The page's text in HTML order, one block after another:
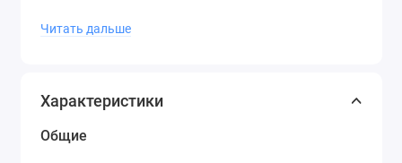
нескользящей подошве.
Читать дальше
Характеристики
Общие